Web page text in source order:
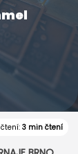
čtení:3 min čtení